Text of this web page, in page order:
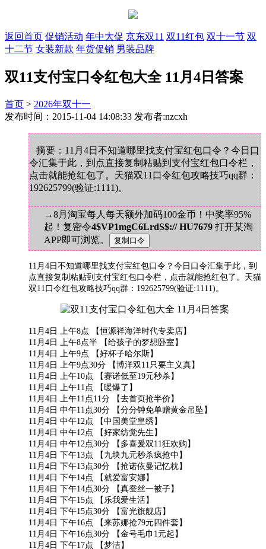
返回首页 促销活动 年中大促 京东双11 双11红包 双十一节 双
十二节 女装新款 年货促销 男装品牌
双11支付宝口令红包大全 11月4日答案
首页 > 2026年双十一
发布时间：2015-11-04 14:08:33 发布者:nzcxh
摘要：11月4日不知道哪里找支付宝红包口令？今日口
令汇集于此，到点直接复制粘贴到支付宝红包口令栏，
点击就能抢红包了。天猫双11口令红包攻略技巧qq群：
192625799(验证:1111)。
→8月淘宝每人每天额外加码100金币！中奖率95%
起！复密令4$VP1mgC6LrdS$:// HU7679 打开某淘
APP即可浏览。
11月4日不知道哪里找支付宝红包口令？今日口令汇集于此，到
点直接复制粘贴到支付宝红包口令栏，点击就能抢红包了。天猫
双11口令红包攻略技巧qq群：192625799(验证:1111)。
11月4日 上午8点 【恒源祥海洋时代专卖店】
11月4日 上午8点半 【给孩子的梦想卧室】
11月4日 上午9点 【好杯子哈尔斯】
11月4日 上午9点30分 【博洋双11只要主义真】
11月4日 上午10点 【赛诺低至19元秒杀】
11月4日 上午11点 【暖爆了】
11月4日 上午11点11分 【去首页抢半价】
11月4日 中午11点30分 【分分钟免单赠黄金吊坠】
11月4日 中午12点 【中国美堂皇绣】
11月4日 中午12点 【好家纺觉先生】
11月4日 中午12点30分 【多喜爰双11狂欢购】
11月4日 下午13点 【九块九元秒杀疯抢中】
11月4日 下午13点30分 【抢诺依曼记忆枕】
11月4日 下午14点 【就爱富安娜】
11月4日 下午14点30分 【真蚕丝一被子】
11月4日 下午15点 【乐我爱生活】
11月4日 下午15点30分 【富光旗舰店】
11月4日 下午16点 【来苏娜抢79元四件套】
11月4日 下午16点30分 【金号毛巾1元起】
11月4日 下午17点 【梦洁】